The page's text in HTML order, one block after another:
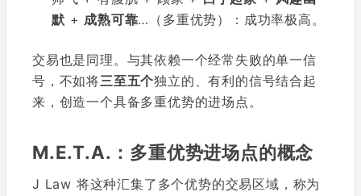
默 + 成熟可靠…（多重优势）：成功率极高。
交易也是同理。与其依赖一个经常失败的单一信
号，不如将三至五个独立的、有利的信号结合起
来，创造一个具备多重优势的进场点。
M.E.T.A.：多重优势进场点的概念
J Law 将这种汇集了多个优势的交易区域，称为